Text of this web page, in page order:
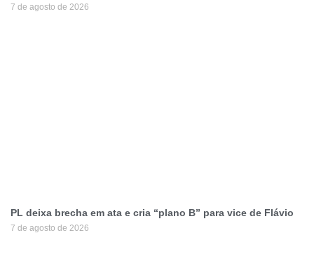
7 de agosto de 2026
PL deixa brecha em ata e cria “plano B” para vice de Flávio
7 de agosto de 2026